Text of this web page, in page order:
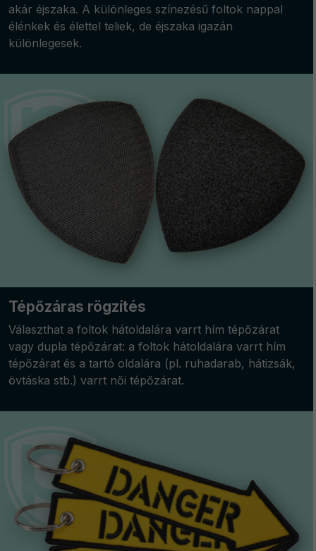
akár éjszaka. A különleges színezésű foltok nappal
élénkek és élettel teliek, de éjszaka igazán
különlegesek.
Tépőzáras rögzítés
Választhat a foltok hátoldalára varrt hím tépőzárat
vagy dupla tépőzárat: a foltok hátoldalára varrt hím
tépőzárat és a tartó oldalára (pl. ruhadarab, hátizsák,
övtáska stb.) varrt női tépőzárat.